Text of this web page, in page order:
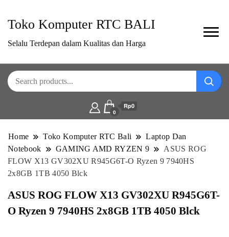
Toko Komputer RTC BALI
Selalu Terdepan dalam Kualitas dan Harga
0
Rp0
Home Toko Komputer RTC Bali
Laptop Dan
Notebook
GAMING AMD RYZEN 9
ASUS ROG
FLOW X13 GV302XU R945G6T-O Ryzen 9 7940HS
2x8GB 1TB 4050 Blck
ASUS ROG FLOW X13 GV302XU R945G6T-
O Ryzen 9 7940HS 2x8GB 1TB 4050 Blck